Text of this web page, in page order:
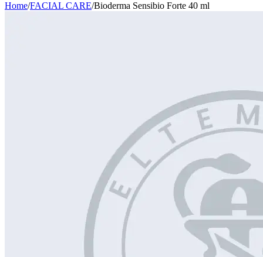
Home/FACIAL CARE/Bioderma Sensibio Forte 40 ml